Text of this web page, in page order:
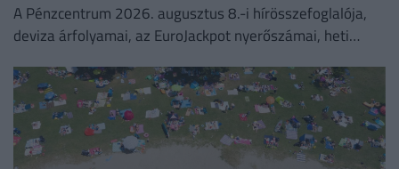
A Pénzcentrum 2026. augusztus 8.-i hírösszefoglalója,
deviza árfolyamai, az EuroJackpot nyerőszámai, heti